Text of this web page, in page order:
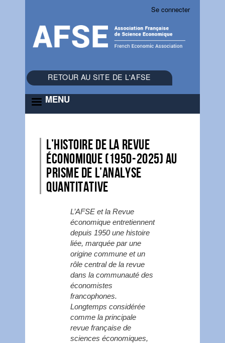
compte
l'utilisateur
Se connecter
RETOUR AU SITE DE L'AFSE
MENU
L’histoire de la Revue
économique (1950-2025) au
prisme de l’analyse
quantitative
L’AFSE et la Revue
économique entretiennent
depuis 1950 une histoire
liée, marquée par une
origine commune et un
rôle central de la revue
dans la communauté des
économistes
francophones.
Longtemps considérée
comme la principale
revue française de
sciences économiques,